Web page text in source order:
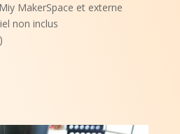
MakerSpace et externe
non inclus